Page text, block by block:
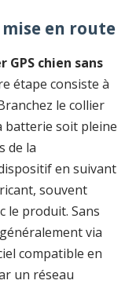
en route
GPS chien sans
étape consiste à
le collier
batterie soit pleine
de la
en suivant
souvent
le produit. Sans
via
compatible en
un réseau